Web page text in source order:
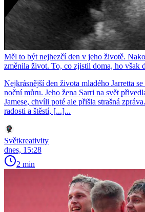
Měl to být nejhezčí den v jeho životě.
změnila život. To, co zjistil doma, ho však
Nejkrásnější den života mladého Jarretta
noční můru. Jeho žena Sarri na svět
Jamese, chvíli poté ale přišla strašná
radosti a štěstí, [...]...
Světkreativity
dnes, 15:28
2 min